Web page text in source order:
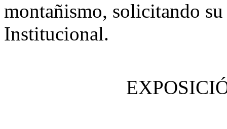
montañismo, solicitando
Institucional.